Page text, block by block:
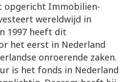
opgericht Immobilien-
wereldwijd in
1997 heeft dit
het eerst in Nederland
onroerende zaken.
is het fonds in Nederland